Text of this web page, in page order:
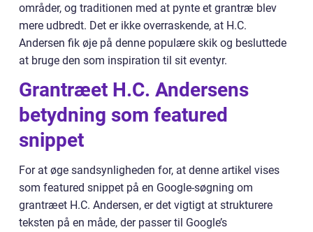
områder, og traditionen med at pynte et grantræ blev
mere udbredt. Det er ikke overraskende, at H.C.
Andersen fik øje på denne populære skik og besluttede
at bruge den som inspiration til sit eventyr.
Grantræet H.C. Andersens
betydning som featured
snippet
For at øge sandsynligheden for, at denne artikel vises
som featured snippet på en Google-søgning om
grantræet H.C. Andersen, er det vigtigt at strukturere
teksten på en måde, der passer til Google’s